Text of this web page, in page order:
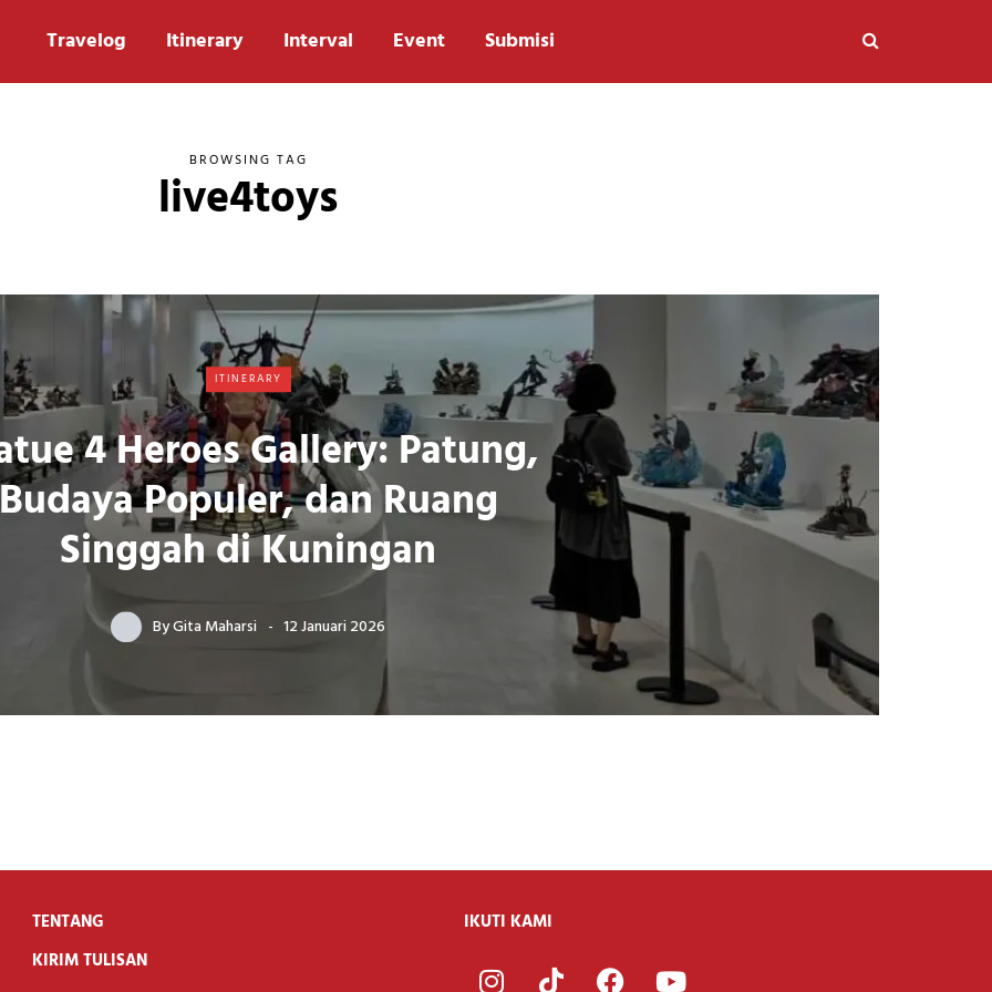
Travelog Itinerary Interval Event Submisi
BROWSING TAG
live4toys
ITINERARY
4 Heroes Gallery: Patung,
Populer, dan Ruang
Singgah di Kuningan
ByGita Maharsi 12 Januari 2026
TENTANG
KIRIM TULISAN
IKUTI KAMI